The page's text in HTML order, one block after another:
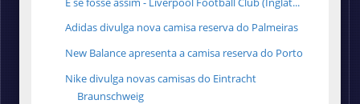
Adidas divulga nova camisa reserva do Palmeiras
New Balance apresenta a camisa reserva do Porto
Nike divulga novas camisas do Eintracht
Braunschweig